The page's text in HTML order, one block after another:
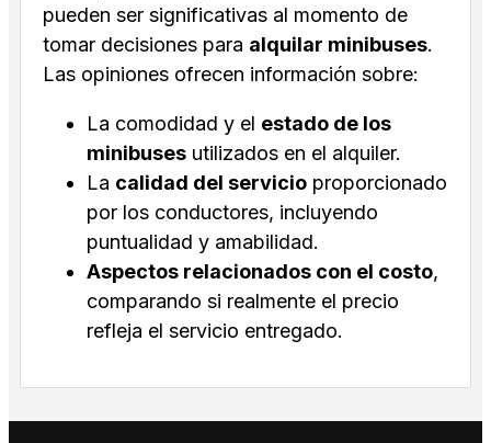
pueden ser significativas al momento de
tomar decisiones para alquilar minibuses.
Las opiniones ofrecen información sobre:
La comodidad y el estado de los
minibuses utilizados en el alquiler.
La calidad del servicio proporcionado
por los conductores, incluyendo
puntualidad y amabilidad.
Aspectos relacionados con el costo,
comparando si realmente el precio
refleja el servicio entregado.